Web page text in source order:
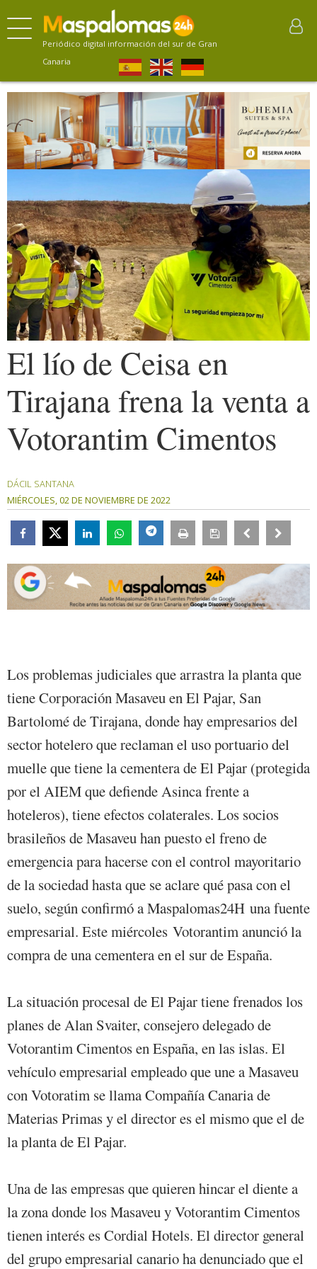
Periódico digital información del sur de Gran
Canaria
El lío de Ceisa en
Tirajana frena la venta a
Votorantim Cimentos
DÁCIL SANTANA
MIÉRCOLES, 02 DE NOVIEMBRE DE 2022
Los problemas judiciales que arrastra la planta que
tiene Corporación Masaveu en El Pajar, San
Bartolomé de Tirajana, donde hay empresarios del
sector hotelero que reclaman el uso portuario del
muelle que tiene la cementera de El Pajar (protegida
por el AIEM que defiende Asinca frente a
hoteleros), tiene efectos colaterales. Los socios
brasileños de Masaveu han puesto el freno de
emergencia para hacerse con el control mayoritario
de la sociedad hasta que se aclare qué pasa con el
suelo, según confirmó a Maspalomas24H una fuente
empresarial. Este miércoles Votorantim anunció la
compra de una cementera en el sur de España.
La situación procesal de El Pajar tiene frenados los
planes de Alan Svaiter, consejero delegado de
Votorantim Cimentos en España, en las islas. El
vehículo empresarial empleado que une a Masaveu
con Votoratim se llama Compañía Canaria de
Materias Primas y el director es el mismo que el de
la planta de El Pajar.
Una de las empresas que quieren hincar el diente a
la zona donde los Masaveu y Votorantim Cimentos
tienen interés es Cordial Hotels. El director general
del grupo empresarial canario ha denunciado que el